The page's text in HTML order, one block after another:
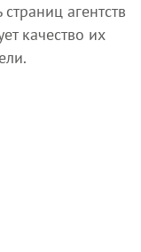
агентств
качество их